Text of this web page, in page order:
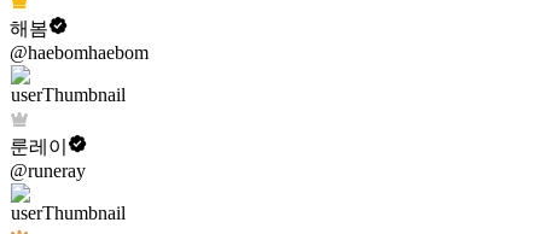
해봄
@haebomhaebom
룬레이
@runeray